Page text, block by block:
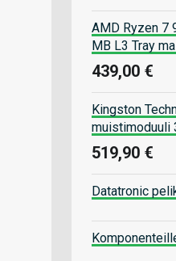
AMD Ryzen 7
MB L3 Tray
439,00 €
Kingston
muistimoduuli
519,90 €
Datatronic